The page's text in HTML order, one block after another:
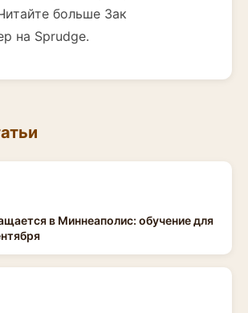
больше Зак
на Sprudge.
в Миннеаполис: обучение для